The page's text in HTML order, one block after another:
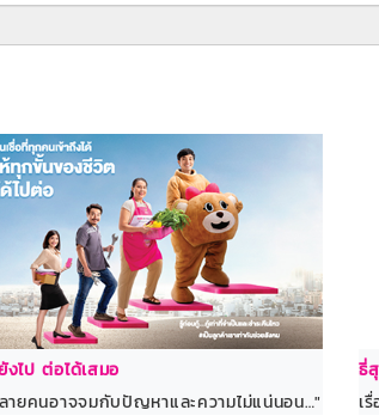
ไป ต่อได้เสมอ
ายคนอาจจมกับปัญหาและความไม่แน่นอน…"
ธี่
เ